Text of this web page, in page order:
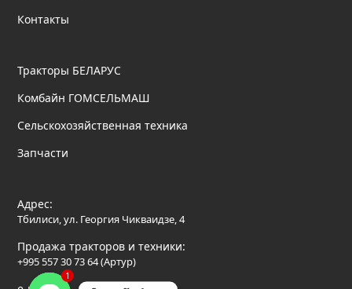
Контакты
Тракторы БЕЛАРУС
Комбайн ГОМСЕЛЬМАШ
Сельскохозяйственная техника
Запчасти
Адрес:
Тбилиси, ул. Георгия Чикваидзе, 4
Продажа тракторов и техники:
+995 557 30 73 64 (Артур)
1